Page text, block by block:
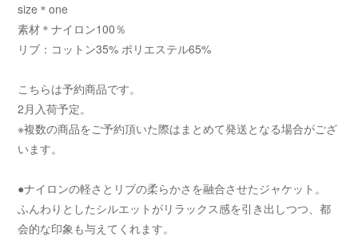
size＊one
素材＊ナイロン100％
リブ：コットン35% ポリエステル65%
こちらは予約商品です。
2月入荷予定。
※複数の商品をご予約頂いた際はまとめて発送となる場合がござ
います。
●ナイロンの軽さとリブの柔らかさを融合させたジャケット。
ふんわりとしたシルエットがリラックス感を引き出しつつ、都
会的な印象も与えてくれます。